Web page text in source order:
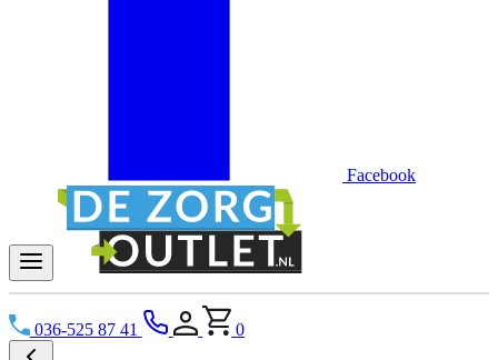
Facebook
036-525 87 41 0